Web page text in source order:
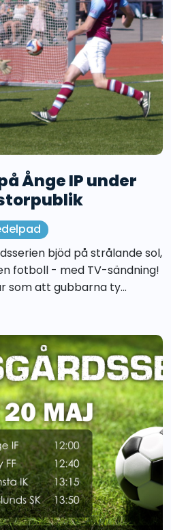
Ånge IP under
bjöd på strålande sol,
fotboll - med TV-sändning!
som att gubbarna ty...